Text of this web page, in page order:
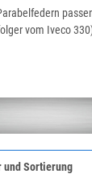
vom Iveco
und Sortierung